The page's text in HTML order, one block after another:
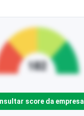
score da empresa